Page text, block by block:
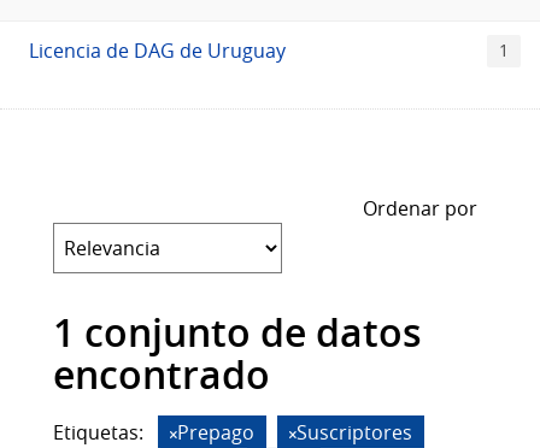
Licencias
Licencia de DAG de Uruguay 1
Ordenar por
1 conjunto de datos
encontrado
Etiquetas: Prepago
Suscriptores